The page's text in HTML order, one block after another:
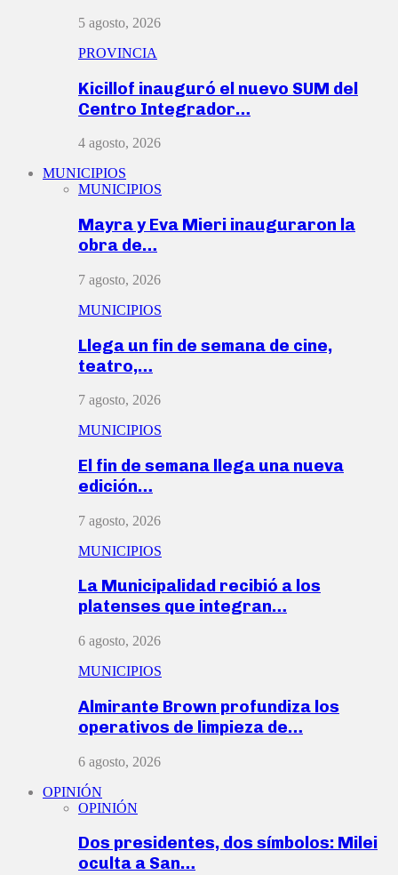
5 agosto, 2026
PROVINCIA
Kicillof inauguró el nuevo SUM del
Centro Integrador…
4 agosto, 2026
MUNICIPIOS
MUNICIPIOS
Mayra y Eva Mieri inauguraron la
obra de…
7 agosto, 2026
MUNICIPIOS
Llega un fin de semana de cine,
teatro,…
7 agosto, 2026
MUNICIPIOS
El fin de semana llega una nueva
edición…
7 agosto, 2026
MUNICIPIOS
La Municipalidad recibió a los
platenses que integran…
6 agosto, 2026
MUNICIPIOS
Almirante Brown profundiza los
operativos de limpieza de…
6 agosto, 2026
OPINIÓN
OPINIÓN
Dos presidentes, dos símbolos: Milei
oculta a San…